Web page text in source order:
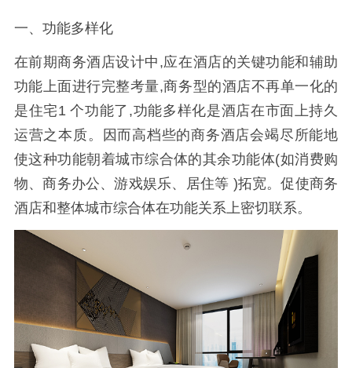
一、功能多样化
在前期商务酒店设计中,应在酒店的关键功能和辅助
功能上面进行完整考量,商务型的酒店不再单一化的
是住宅1 个功能了,功能多样化是酒店在市面上持久
运营之本质。因而高档些的商务酒店会竭尽所能地
使这种功能朝着城市综合体的其余功能体(如消费购
物、商务办公、游戏娱乐、居住等 )拓宽。促使商务
酒店和整体城市综合体在功能关系上密切联系。